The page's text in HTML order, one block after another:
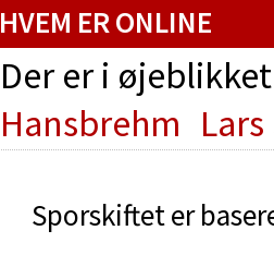
HVEM ER ONLINE
Der er i
Hansbrehm
Sporskiftet er